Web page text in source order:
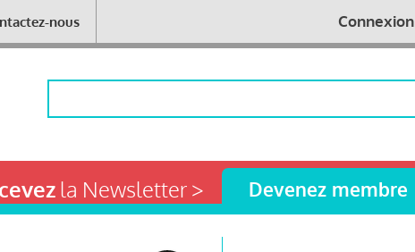
nous Connexion
la Newsletter > Devenez membre